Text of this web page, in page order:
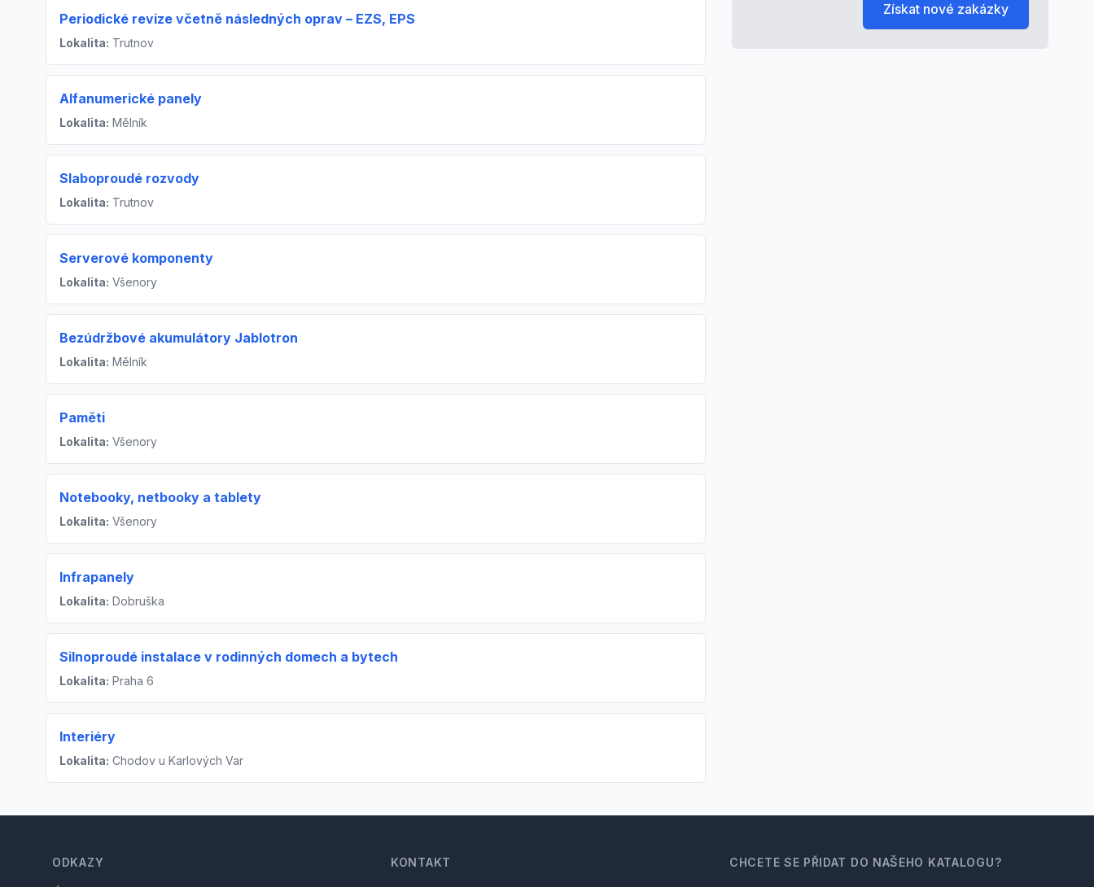
Periodické revize včetně následných oprav – EZS, EPS
Lokalita: Trutnov
Alfanumerické panely
Lokalita: Mělník
Slaboproudé rozvody
Lokalita: Trutnov
Serverové komponenty
Lokalita: Všenory
Bezúdržbové akumulátory Jablotron
Lokalita: Mělník
Paměti
Lokalita: Všenory
Notebooky, netbooky a tablety
Lokalita: Všenory
Infrapanely
Lokalita: Dobruška
Silnoproudé instalace v rodinných domech a bytech
Lokalita: Praha 6
Interiéry
Lokalita: Chodov u Karlových Var
Získat nové zakázky
ODKAZY KONTAKT CHCETE SE PŘIDAT DO NAŠEHO KATALOGU?